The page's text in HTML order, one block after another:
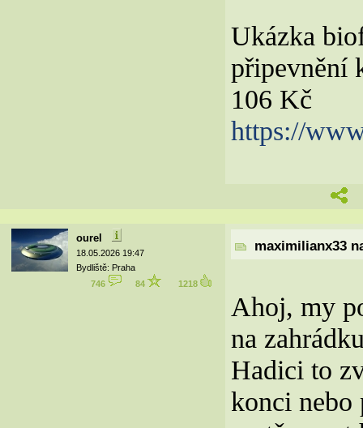
Ukázka
připevnění
106 Kč
https://
ourel
18.05.2026 19:47
Bydliště: Praha
746
84 1218
maximilianx33
Ahoj, my
na
Hadici to
konci nebo